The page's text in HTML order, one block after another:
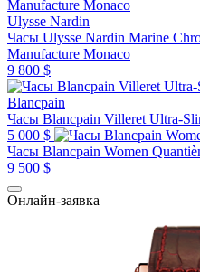
Ulysse Nardin
Часы Ulysse Nardin Marine
Manufacture Monaco
9 800 $
Blancpain
Часы Blancpain Villeret Ultra-
5 000 $
Часы Blancpain Women
9 500 $
Онлайн-заявка